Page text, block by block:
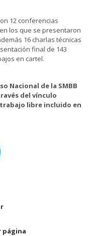
12 conferencias
los que se presentaron
16 charlas técnicas
final de 143
en cartel.
Nacional de la SMBB
del vínculo
libre incluido en
página